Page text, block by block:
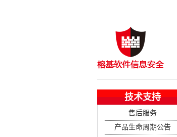
技术支持
售后服务
产品生命周期公告